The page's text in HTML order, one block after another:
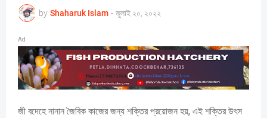
by Shaharuk Islam - জুলাই ২০, ২০২২
Ad
জী বদেহে নানান জৈবিক কাজের জন্য শক্তির প্রয়োজন হয়, এই শক্তির উৎস